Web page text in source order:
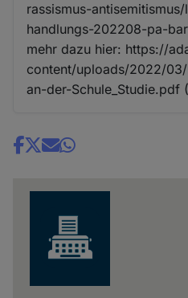
rassismus-
handlungs-202208-pa-
mehr dazu hier: https://
content/uploads/2022/
an-der-Schule_Studie.pdf
Share